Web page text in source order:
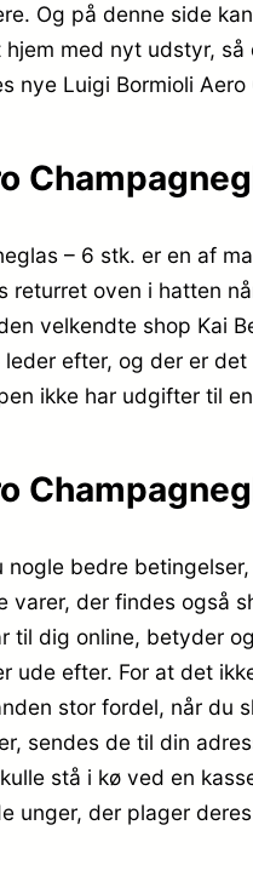
Og på denne side
med nyt udstyr,
nye Luigi Bormioli
– 6 stk. er en af
returret oven i hatten
velkendte shop Kai
efter, og der er
ikke har udgifter til
bedre
varer, der findes også
til dig online, betyder
ude efter. For at det
stor fordel, når
sendes de til din
stå i kø ved en
unger, der plager